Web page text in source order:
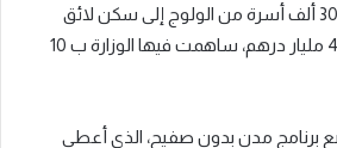
كبير، سمح لأكثر من 300 ألف أسرة من الولوج إلى سكن لائق
بتكلفة إجمالية بلغت 40 مليار درهم، ساهمت فيها الوزارة ب 10
برنامج مدن بدون صفيح، الذي أعطى